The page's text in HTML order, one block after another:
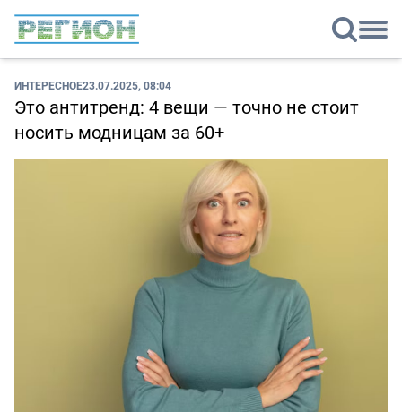
ИНТЕРЕСНОЕ23.07.2025, 08:04
Это антитренд: 4 вещи — точно не стоит
носить модницам за 60+